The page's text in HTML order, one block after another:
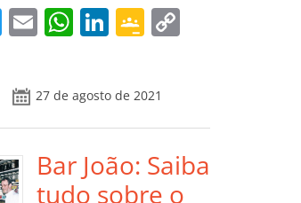
T
itt
er
E
l
W
s
A
p
p
Li
e
dI
n
G
gl
e
Cl
a
Li
n
k
27 de agosto de 2021
Bar João: Saiba
tudo sobre o